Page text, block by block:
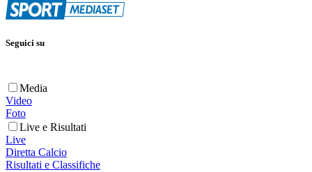
Seguici su
Media
Video
Foto
Live e Risultati
Live
Diretta Calcio
Risultati e Classifiche